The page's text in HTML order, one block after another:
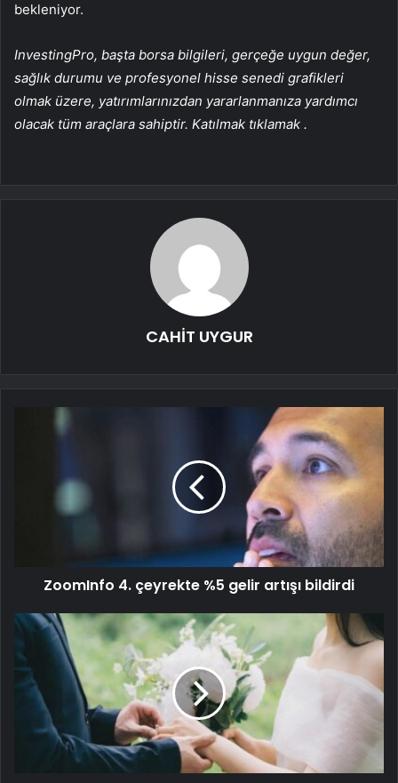
bekleniyor.
InvestingPro, başta borsa bilgileri, gerçeğe uygun değer,
sağlık durumu ve profesyonel hisse senedi grafikleri
olmak üzere, yatırımlarınızdan yararlanmanıza yardımcı
olacak tüm araçlara sahiptir. Katılmak tıklamak .
CAHİT UYGUR
ZoomInfo 4. çeyrekte %5 gelir artışı bildirdi